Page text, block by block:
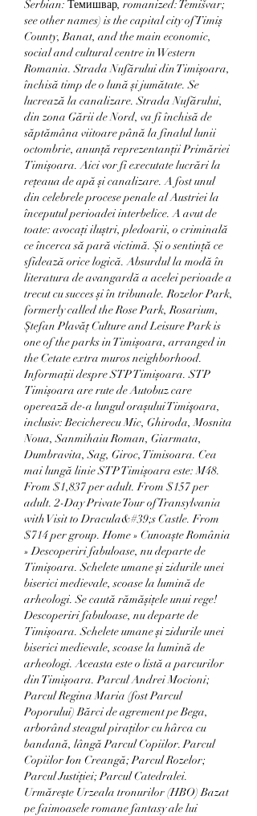
Serbian: Темишвар, romanized: Temišvar;
see other names) is the capital city of Timiș
County, Banat, and the main economic,
social and cultural centre in Western
Romania. Strada Nufărului din Timișoara,
închisă timp de o lună și jumătate. Se
lucrează la canalizare. Strada Nufărului,
din zona Gării de Nord, va fi închisă de
săptămâna viitoare până la finalul lunii
octombrie, anunță reprezentanții Primăriei
Timișoara. Aici vor fi executate lucrări la
rețeaua de apă și canalizare. A fost unul
din celebrele procese penale al Austriei la
începutul perioadei interbelice. A avut de
toate: avocați iluștri, pledoarii, o criminală
ce încerca să pară victimă. Și o sentință ce
sfidează orice logică. Absurdul la modă în
literatura de avangardă a acelei perioade a
trecut cu succes și în tribunale. Rozelor Park,
formerly called the Rose Park, Rosarium,
Ștefan Plavăț Culture and Leisure Park is
one of the parks in Timișoara, arranged in
the Cetate extra muros neighborhood.
Informații despre STP Timișoara. STP
Timișoara are rute de Autobuz care
operează de-a lungul orașului Timişoara,
inclusiv: Becicherecu Mic, Ghiroda, Mosnita
Noua, Sanmihaiu Roman, Giarmata,
Dumbravita, Sag, Giroc, Timisoara. Cea
mai lungă linie STP Timișoara este: M48.
From $1,837 per adult. From $157 per
adult. 2-Day Private Tour of Transylvania
with Visit to Dracula&#39;s Castle. From
$714 per group. Home » Cunoaște România
» Descoperiri fabuloase, nu departe de
Timișoara. Schelete umane și zidurile unei
biserici medievale, scoase la lumină de
arheologi. Se caută rămășițele unui rege!
Descoperiri fabuloase, nu departe de
Timișoara. Schelete umane și zidurile unei
biserici medievale, scoase la lumină de
arheologi. Aceasta este o listă a parcurilor
din Timișoara. Parcul Andrei Mocioni;
Parcul Regina Maria (fost Parcul
Poporului) Bărci de agrement pe Bega,
arborând steagul piraților cu hârca cu
bandană, lângă Parcul Copiilor. Parcul
Copiilor Ion Creangă; Parcul Rozelor;
Parcul Justiției; Parcul Catedralei.
Urmărește Urzeala tronurilor (HBO) Bazat
pe faimoasele romane fantasy ale lui